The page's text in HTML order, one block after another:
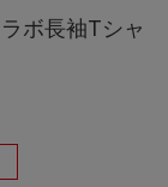
ラボ長袖Tシャ